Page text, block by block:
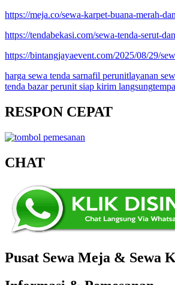
https://meja.co/sewa-karpet-buana-merah-
https://tendabekasi.com/sewa-tenda-serut-
https://bintangjayaevent.com/2025/08/29/
harga sewa tenda sarnafil perunitlayanan
tenda bazar perunit siap kirim langsung
RESPON CEPAT
CHAT
Pusat Sewa Meja & Sewa